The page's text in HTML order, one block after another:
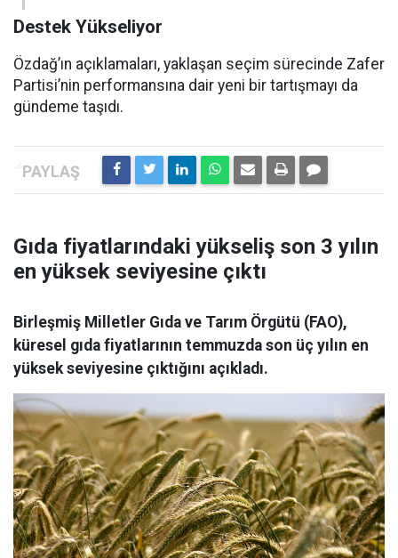
Destek Yükseliyor
Özdağ’ın açıklamaları, yaklaşan seçim sürecinde Zafer
Partisi’nin performansına dair yeni bir tartışmayı da
gündeme taşıdı.
Gıda fiyatlarındaki yükseliş son 3 yılın
en yüksek seviyesine çıktı
Birleşmiş Milletler Gıda ve Tarım Örgütü (FAO),
küresel gıda fiyatlarının temmuzda son üç yılın en
yüksek seviyesine çıktığını açıkladı.